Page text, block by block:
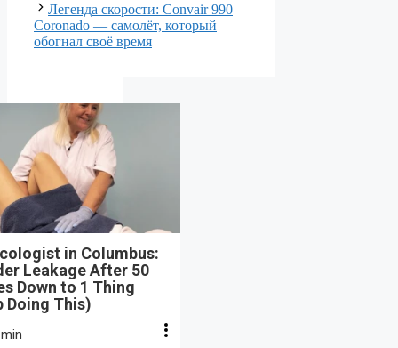
Легенда скорости: Convair 990
Coronado — самолёт, который
обогнал своё время
in Columbus:
Leakage After 50
Down to 1 Thing
Doing This)